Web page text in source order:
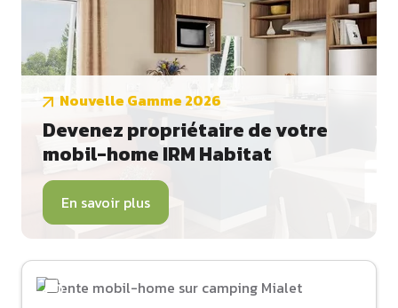
Nouvelle Gamme 2026
Devenez propriétaire de votre
mobil-home IRM Habitat
En savoir plus